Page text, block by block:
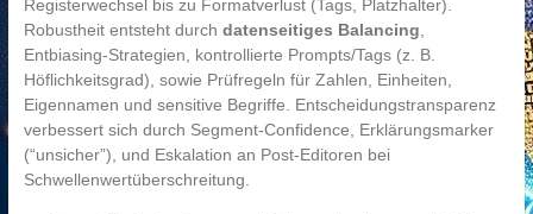
Registerwechsel bis zu Formatverlust (Tags, Platzhalter).
Robustheit entsteht durch datenseitiges Balancing
Entbiasing-Strategien, kontrollierte Prompts/Tags (z. B.
Höflichkeitsgrad), sowie Prüfregeln für Zahlen, Einheiten,
Eigennamen und sensitive Begriffe. Entscheidungstransparenz
verbessert sich durch Segment-Confidence, Erklärungsmarker
(“unsicher”), und Eskalation an Post-Editoren bei
Schwellenwertüberschreitung.